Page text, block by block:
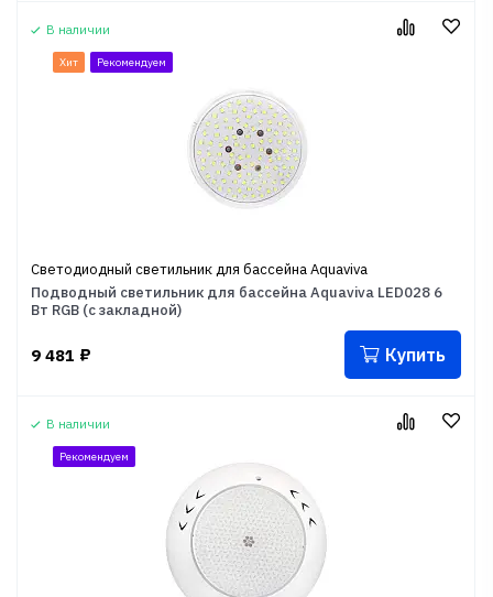
В наличии
Хит Рекомендуем
Светодиодный светильник для бассейна Aquaviva
Подводный светильник для бассейна Aquaviva LED028 6
Вт RGB (с закладной)
9 481 ₽ Купить
В наличии
Рекомендуем